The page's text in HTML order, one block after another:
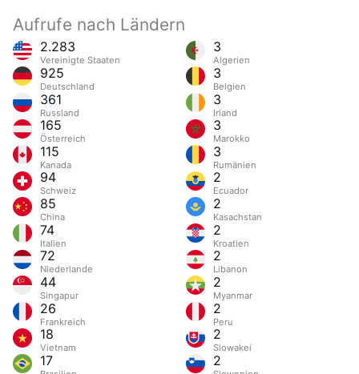
Aufrufe nach Ländern
2.283
Vereinigte Staaten
925
Deutschland
361
Russland
165
Österreich
115
Kanada
94
Schweiz
85
China
74
Italien
72
Niederlande
44
Singapur
26
Frankreich
18
Vietnam
17
3
Algerien
3
Belgien
3
Irland
3
Marokko
3
Rumänien
2
Ecuador
2
Kasachstan
2
Kroatien
2
Libanon
2
Myanmar
2
Peru
2
Slowakei
2